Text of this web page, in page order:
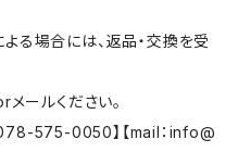
る場合には、返品・交換を受
ールください。
575-0050】【mail： info@